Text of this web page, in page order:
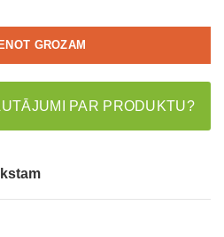
GROZAM
PAR PRODUKTU?